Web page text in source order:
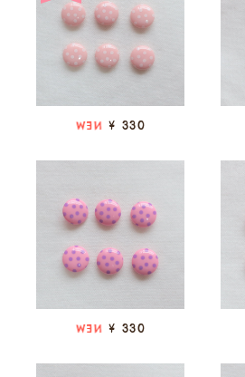
NEW ¥ 330
NEW ¥ 330